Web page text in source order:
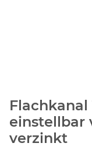
Flachkanal
einstellbar
verzinkt